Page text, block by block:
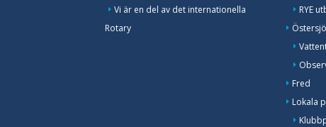
Vi är en del av det internationella
Rotary
RYE
Fred
Lokala